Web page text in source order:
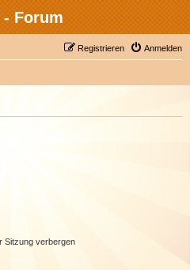
- Forum
Anmelden
Registrieren
Sitzung verbergen